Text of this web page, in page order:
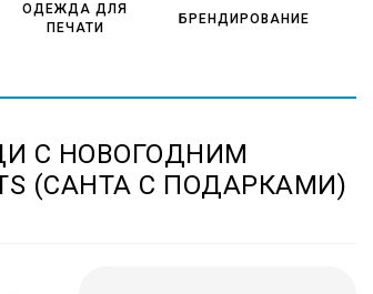
ОДЕЖДА ДЛЯ
ПЕЧАТИ
БРЕНДИРОВАНИЕ
С НОВОГОДНИМ
(САНТА С ПОДАРКАМИ)